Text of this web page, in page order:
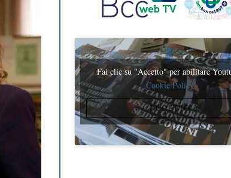
Fai clic su "Accetto" per abilitare
Cookie Policy
ACCETTO